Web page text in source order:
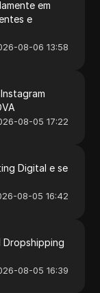
em
e
08-06 13:58
08-05 17:22
Digital e se
08-05 16:42
Dropshipping
08-05 16:39